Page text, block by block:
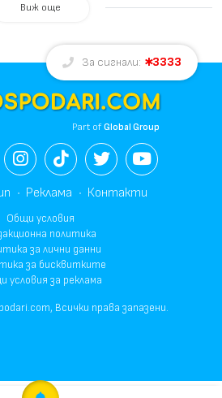
Виж още
За сигнали: 3333
Part ofGlobal Group
Реклама Контакти
Общи условия
политика
за лични данни
за бисквитките
условия за реклама
Всички права запазени.